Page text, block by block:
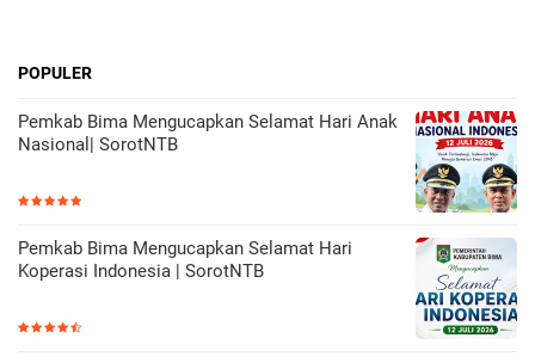
POPULER
Pemkab Bima Mengucapkan Selamat Hari Anak
Nasional| SorotNTB
Pemkab Bima Mengucapkan Selamat Hari
Koperasi Indonesia | SorotNTB